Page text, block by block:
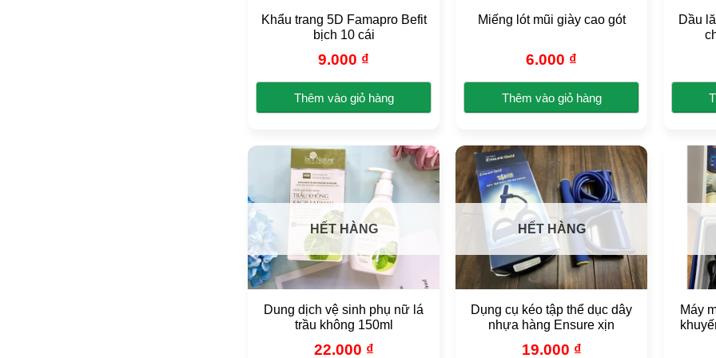
Khẩu trang 5D Famapro Befit
bịch 10 cái
9.000 ₫
Thêm vào giỏ hàng
Miếng lót mũi giày cao gót
6.000 ₫
Thêm vào giỏ hàng
này
có
nhiều
thể.
Các
tùy
chọn
có
thể
được
Dầu
HẾT HÀNG
Dung dịch vệ sinh phụ nữ lá
trầu không 150ml
22.000 ₫
HẾT HÀNG
Dụng cụ kéo tập thể dục dây
nhựa hàng Ensure xịn
19.000 ₫
Máy